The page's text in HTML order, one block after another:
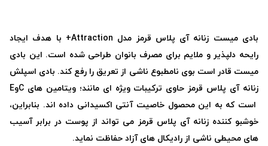
بادی میست زنانه آی پلاس قرمز مدل Attraction+ با هدف ایجاد
رایحه دلپذیر و ملایم برای مصرف بانوان طراحی شده است. این بادی
میست قادر است بوی نامطبوع ناشی از تعریق را رفع کند. بادی اسپلش
زنانه آی پلاس قرمز حاوی ترکیبات ویژه ای مانند؛ ویتامین های CوE
است که به این محصول خاصیت آنتی اکسیدانی داده اند. بنابراین،
خوشبو کننده زنانه آی پلاس قرمز می تواند از پوست در برابر آسیب
های محیطی ناشی از رادیکال های آزاد حفاظت نماید.